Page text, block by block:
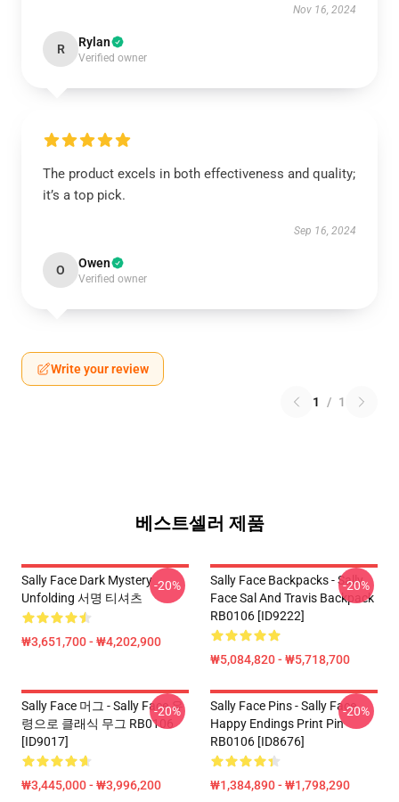
Nov 16, 2024
R Rylan
Verified owner
The product excels in both effectiveness and quality;
it’s a top pick.
Sep 16, 2024
O Owen
Verified owner
Write your review
1 / 1
베스트셀러 제품
Sally Face Dark Mystery
Unfolding 서명 티셔츠
₩3,651,700 - ₩4,202,900
-20%
Sally Face Backpacks - Sally
Face Sal And Travis Backpack
RB0106 [ID9222]
₩5,084,820 - ₩5,718,700
-20%
Sally Face 머그 - Sally Face 유
령으로 클래식 무그 RB0106
[ID9017]
₩3,445,000 - ₩3,996,200
-20%
Sally Face Pins - Sally Face
Happy Endings Print Pin
RB0106 [ID8676]
₩1,384,890 - ₩1,798,290
-20%